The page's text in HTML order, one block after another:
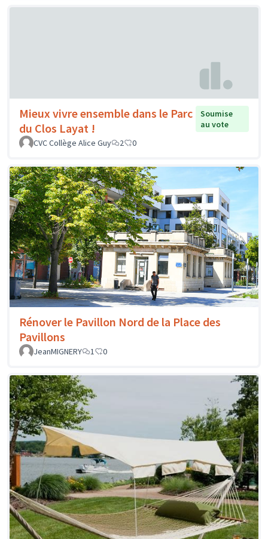
Mieux vivre ensemble dans le Parc
du Clos Layat !
Soumise
au vote
CVC Collège Alice Guy
2 0
Rénover le Pavillon Nord de la Place des
Pavillons
JeanMIGNERY 1 0